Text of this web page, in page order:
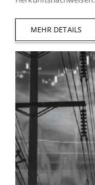
MEHR DETAILS